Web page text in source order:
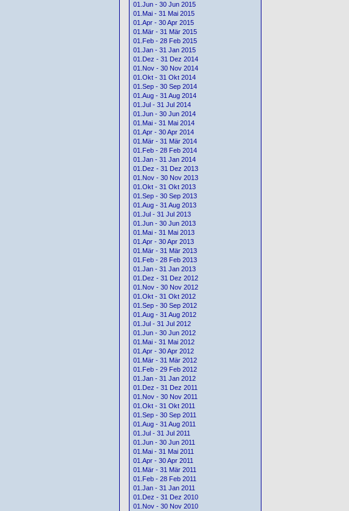
01.Jun - 30 Jun 2015
01.Mai - 31 Mai 2015
01.Apr - 30 Apr 2015
01.Mär - 31 Mär 2015
01.Feb - 28 Feb 2015
01.Jan - 31 Jan 2015
01.Dez - 31 Dez 2014
01.Nov - 30 Nov 2014
01.Okt - 31 Okt 2014
01.Sep - 30 Sep 2014
01.Aug - 31 Aug 2014
01.Jul - 31 Jul 2014
01.Jun - 30 Jun 2014
01.Mai - 31 Mai 2014
01.Apr - 30 Apr 2014
01.Mär - 31 Mär 2014
01.Feb - 28 Feb 2014
01.Jan - 31 Jan 2014
01.Dez - 31 Dez 2013
01.Nov - 30 Nov 2013
01.Okt - 31 Okt 2013
01.Sep - 30 Sep 2013
01.Aug - 31 Aug 2013
01.Jul - 31 Jul 2013
01.Jun - 30 Jun 2013
01.Mai - 31 Mai 2013
01.Apr - 30 Apr 2013
01.Mär - 31 Mär 2013
01.Feb - 28 Feb 2013
01.Jan - 31 Jan 2013
01.Dez - 31 Dez 2012
01.Nov - 30 Nov 2012
01.Okt - 31 Okt 2012
01.Sep - 30 Sep 2012
01.Aug - 31 Aug 2012
01.Jul - 31 Jul 2012
01.Jun - 30 Jun 2012
01.Mai - 31 Mai 2012
01.Apr - 30 Apr 2012
01.Mär - 31 Mär 2012
01.Feb - 29 Feb 2012
01.Jan - 31 Jan 2012
01.Dez - 31 Dez 2011
01.Nov - 30 Nov 2011
01.Okt - 31 Okt 2011
01.Sep - 30 Sep 2011
01.Aug - 31 Aug 2011
01.Jul - 31 Jul 2011
01.Jun - 30 Jun 2011
01.Mai - 31 Mai 2011
01.Apr - 30 Apr 2011
01.Mär - 31 Mär 2011
01.Feb - 28 Feb 2011
01.Jan - 31 Jan 2011
01.Dez - 31 Dez 2010
01.Nov - 30 Nov 2010